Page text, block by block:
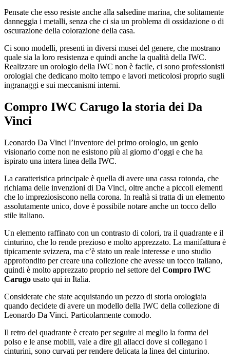
Pensate che esso resiste anche alla salsedine marina, che solitamente
danneggia i metalli, senza che ci sia un problema di ossidazione o di
oscurazione della colorazione della casa.
Ci sono modelli, presenti in diversi musei del genere, che mostrano
quale sia la loro resistenza e quindi anche la qualità della IWC.
Realizzare un orologio della IWC non è facile, ci sono professionisti
orologiai che dedicano molto tempo e lavori meticolosi proprio sugli
ingranaggi e sui meccanismi interni.
Compro IWC Carugo la storia dei Da
Vinci
Leonardo Da Vinci l’inventore del primo orologio, un genio
visionario come non ne esistono più al giorno d’oggi e che ha
ispirato una intera linea della IWC.
La caratteristica principale è quella di avere una cassa rotonda, che
richiama delle invenzioni di Da Vinci, oltre anche a piccoli elementi
che lo impreziosiscono nella corona. In realtà si tratta di un elemento
assolutamente unico, dove è possibile notare anche un tocco dello
stile italiano.
Un elemento raffinato con un contrasto di colori, tra il quadrante e il
cinturino, che lo rende prezioso e molto apprezzato. La manifattura è
tipicamente svizzera, ma c’è stato un reale interesse e uno studio
approfondito per creare una collezione che avesse un tocco italiano,
quindi è molto apprezzato proprio nel settore del Compro IWC
Carugo usato qui in Italia.
Considerate che state acquistando un pezzo di storia orologiaia
quando decidete di avere un modello della IWC della collezione di
Leonardo Da Vinci. Particolarmente comodo.
Il retro del quadrante è creato per seguire al meglio la forma del
polso e le anse mobili, vale a dire gli allacci dove si collegano i
cinturini, sono curvati per rendere delicata la linea del cinturino.